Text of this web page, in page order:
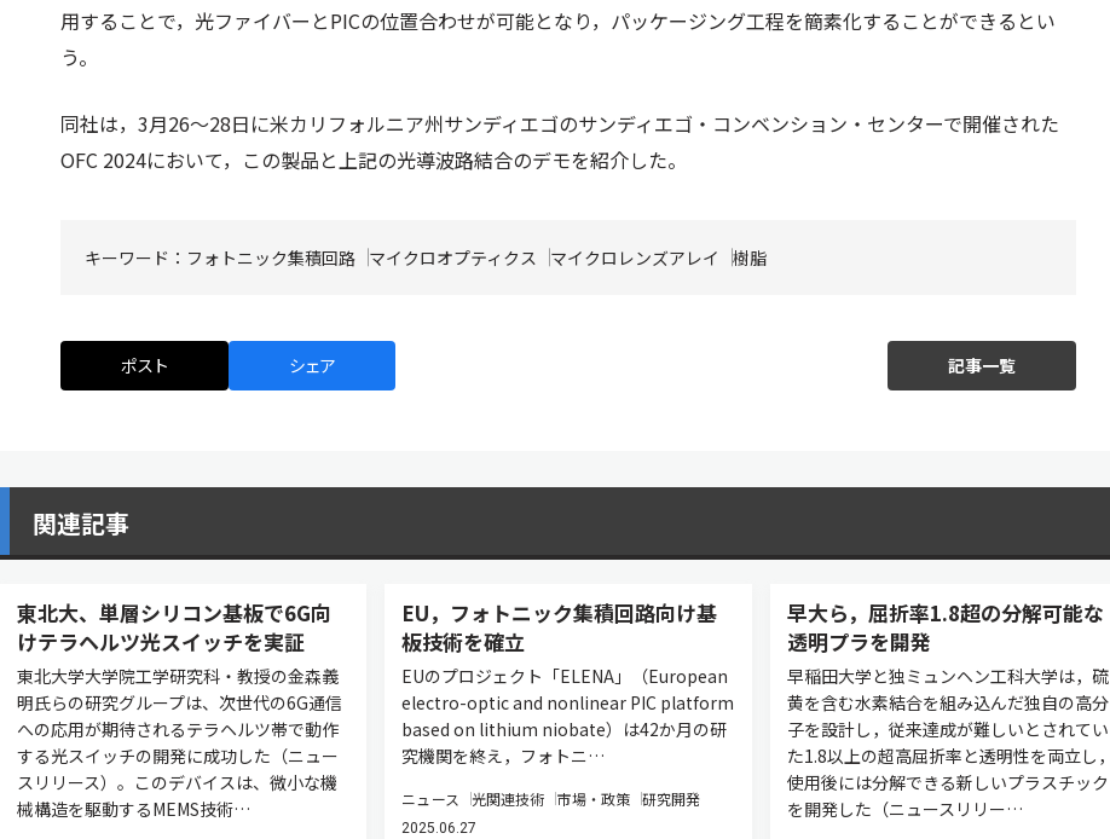
用することで，光ファイバーとPICの位置合わせが可能となり，パッケージング工程を簡素化することができるとい
う。
同社は，3月26～28日に米カリフォルニア州サンディエゴのサンディエゴ・コンベンション・センターで開催された
OFC 2024において，この製品と上記の光導波路結合のデモを紹介した。
キーワード： フォトニック集積回路 マイクロオプティクス マイクロレンズアレイ 樹脂
ポスト シェア 記事一覧
関連記事
東北大、単層シリコン基板で6G向
けテラヘルツ光スイッチを実証
東北大学大学院工学研究科・教授の金森義
明氏らの研究グループは、次世代の6G通信
への応用が期待されるテラヘルツ帯で動作
する光スイッチの開発に成功した（ニュー
スリリース）。このデバイスは、微小な機
械構造を駆動するMEMS技術…
EU，フォトニック集積回路向け基
板技術を確立
EUのプロジェクト「ELENA」（European
electro-optic and nonlinear PIC platform
based on lithium niobate）は42か月の研
究機関を終え，フォトニ…
ニュース 光関連技術 市場・政策 研究開発
2025.06.27
早大ら，屈折率1.8超の分解可能な
透明プラを開発
早稲田大学と独ミュンヘン工科大学は，硫
黄を含む水素結合を組み込んだ独自の高分
子を設計し，従来達成が難しいとされてい
た1.8以上の超高屈折率と透明性を両立し，
使用後には分解できる新しいプラスチック
を開発した（ニュースリリー…